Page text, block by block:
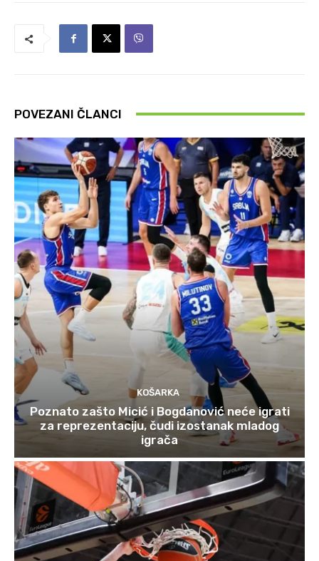
POVEZANI ČLANCI
KOŠARKA
Poznato zašto Micić i Bogdanović neće igrati
za reprezentaciju, čudi izostanak mladog
igrača